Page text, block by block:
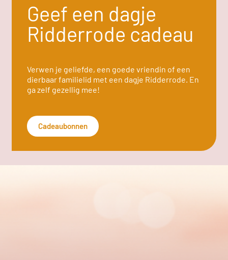
Geef een dagje
Ridderrode cadeau
Verwen je geliefde, een goede vriendin of een
dierbaar familielid met een dagje Ridderrode. En
ga zelf gezellig mee!
Cadeaubonnen